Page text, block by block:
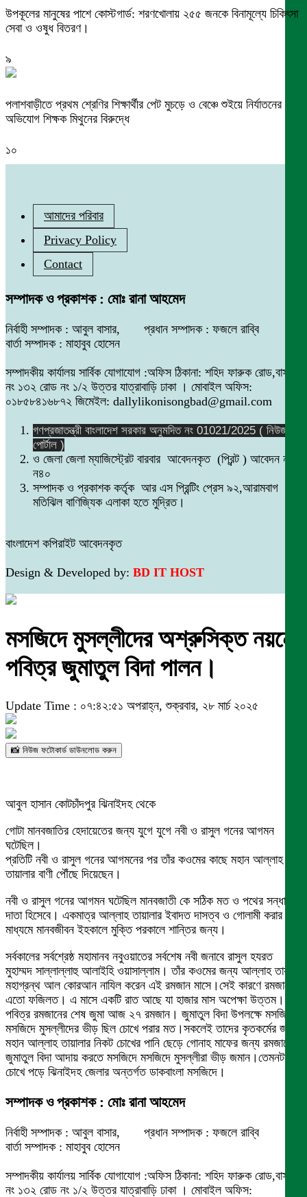
উপকূলের মানুষের পাশে কোস্টগার্ড: শরণখোলায় ২৫৫ জনকে বিনামূল্যে চিকিৎসা
সেবা ও ওষুধ বিতরণ।
৯
পলাশবাড়ীতে প্রথম শ্রেণির শিক্ষার্থীর পেট মুচড়ে ও বেঞ্চে শুইয়ে নির্যাতনের
অভিযোগ শিক্ষক মিথুনের বিরুদ্ধে
১০
আমাদের পরিবার
Privacy Policy
Contact
সম্পাদক ও প্রকাশক : মোঃ রানা আহমেদ
নির্বাহী সম্পাদক : আবুল বাসার, প্রধান সম্পাদক : ফজলে রাব্বি
বার্তা সম্পাদক : মাহাবুব হোসেন
সম্পাদকীয় কার্যালয় সার্বিক যোগাযোগ :অফিস ঠিকানা: শহিদ ফারুক রোড,বাসা
নং ১৩২ রোড নং ১/২ উত্তর যাত্রাবাড়ি ঢাকা । মোবাইল অফিস:
০১৮৫৮৪১৬৮৭২ জিমেইল: dallylikonisongbad@gmail.com
গণপ্রজাতন্ত্রী বাংলাদেশ সরকার অনুমদিত নং 01021/2025 ( নিউজ
পোর্টাল )
ও জেলা জেলা ম্যাজিস্ট্রেট বারবার আবেদনকৃত (প্রিন্ট ) আবেদন নং
ন৪০
সম্পাদক ও প্রকাশক কর্তৃক আর এস প্রিন্টিং প্রেস ৯২,আরামবাগ
মতিঝিল বাণিজ্যিক এলাকা হতে মুদ্রিত।
বাংলাদেশ কপিরাইট আবেদনকৃত
Design & Developed by: BD IT HOST
মসজিদে মুসল্লীদের অশ্রুসিক্ত নয়নে
পবিত্র জুমাতুল বিদা পালন।
Update Time : ০৭:৪২:৫১ অপরাহ্ন, শুক্রবার, ২৮ মার্চ ২০২৫
📸 নিউজ ফটোকার্ড ডাউনলোড করুন
আবুল হাসান কোটচাঁদপুর ঝিনাইদহ থেকে
গোটা মানবজাতির হেদায়েতের জন্য যুগে যুগে নবী ও রাসুল গনের আগমন
ঘটেছিল।
প্রতিটি নবী ও রাসুল গনের আগমনের পর তাঁর কওমের কাছে মহান আল্লাহ
তায়ালার বাণী পৌঁছে দিয়েছেন।
নবী ও রাসুল গনের আগমন ঘটেছিল মানবজাতী কে সঠিক মত ও পথের সন্ধান
দাতা হিসেবে। একমাত্র আল্লাহ তায়ালার ইবাদত দাসত্ব ও গোলামী করার
মাধ্যমে মানবজীবন ইহকালে মুক্তি পরকালে শান্তির জন্য।
সর্বকালের সর্বশ্রেষ্ঠ মহামানব নবুওয়াতের সর্বশেষ নবী জনাবে রাসুল হযরত
মুহাম্মদ সাল্লাল্লাহু আলাইহি ওয়াসাল্লাম। তাঁর কওমের জন্য আল্লাহ তায়ালা
মহাগ্রন্থ আল কোরআন নাযিল করেন এই রমজান মাসে।সেই কারণে রমজানের
এতো ফজিলত। এ মাসে একটি রাত আছে যা হাজার মাস অপেক্ষা উত্তম।
পবিত্র রমজানের শেষ জুমা আজ ২৭ রমজান। জুমাতুল বিদা উপলক্ষে মসজিদে
মসজিদে মুসল্লীদের ভীড় ছিল চোখে পরার মত।সকলেই তাদের কৃতকর্মের জন্য
মহান আল্লাহ তায়ালার নিকট চোখের পানি ছেড়ে গোনাহ মাফের জন্য রমজানের
জুমাতুল বিদা আদায় করতে মসজিদে মসজিদে মুসল্লীরা ভীড় জমান।তেমনটা
চোখে পড়ে ঝিনাইদহ জেলার অন্তর্গত ডাকবাংলা মসজিদে।
সম্পাদক ও প্রকাশক : মোঃ রানা আহমেদ
নির্বাহী সম্পাদক : আবুল বাসার, প্রধান সম্পাদক : ফজলে রাব্বি
বার্তা সম্পাদক : মাহাবুব হোসেন
সম্পাদকীয় কার্যালয় সার্বিক যোগাযোগ :অফিস ঠিকানা: শহিদ ফারুক রোড,বাসা
নং ১৩২ রোড নং ১/২ উত্তর যাত্রাবাড়ি ঢাকা । মোবাইল অফিস: